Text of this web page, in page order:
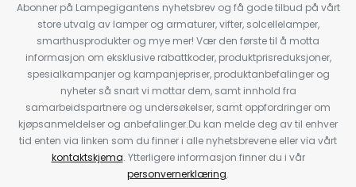
Abonner på Lampegigantens nyhetsbrev og få gode tilbud på vårt
store utvalg av lamper og armaturer, vifter, solcellelamper,
smarthusprodukter og mye mer! Vær den første til å motta
informasjon om eksklusive rabattkoder, produktprisreduksjoner,
spesialkampanjer og kampanjepriser, produktanbefalinger og
nyheter så snart vi mottar dem, samt innhold fra
samarbeidspartnere og undersøkelser, samt oppfordringer om
kjøpsanmeldelser og anbefalinger.Du kan melde deg av til enhver
tid enten via linken som du finner i alle nyhetsbrevene eller via vårt
kontaktskjema. Ytterligere informasjon finner du i vår
personvernerklæring.